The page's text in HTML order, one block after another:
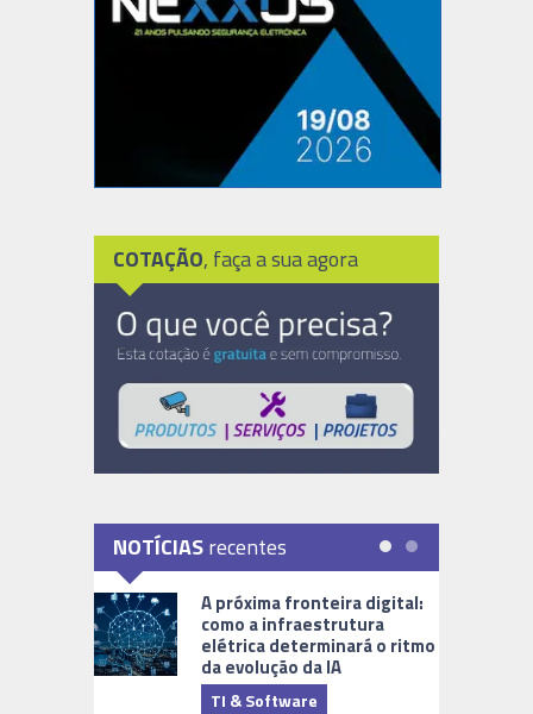
COTAÇÃO, faça a sua agora
NOTÍCIASrecentes
A próxima fronteira digital:
como a infraestrutura
elétrica determinará o ritmo
da evolução da IA
TI & Software